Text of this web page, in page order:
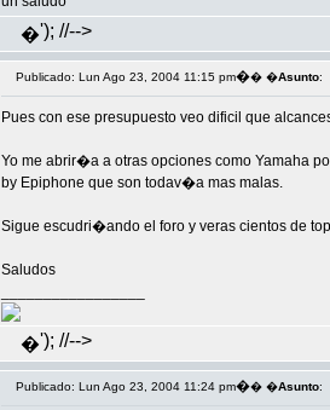
�'); //-->
Publicado: Lun Ago 23, 2004 11:15 pm�� �Asunto:
Pues con ese presupuesto veo dificil que
Yo me abrir�a a otras opciones como Yamaha
by Epiphone que son todav�a mas malas.
Sigue escudri�ando el foro y veras cientos de
Saludos
�'); //-->
Publicado: Lun Ago 23, 2004 11:24 pm�� �Asunto: